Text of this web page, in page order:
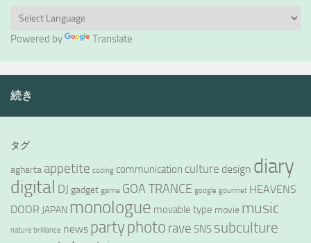
Powered by Translate
続き
タグ
agharta appetite coding communication culture design diary
digital DJ gadget game GOA TRANCE google gourmet HEAVENS
DOOR JAPAN monologue movable type movie music
nature brilliance news partyphoto rave SNS subculture